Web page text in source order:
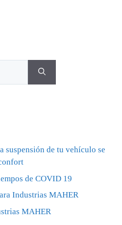
suspensión de tu vehículo se
de COVID 19
Industrias MAHER
MAHER